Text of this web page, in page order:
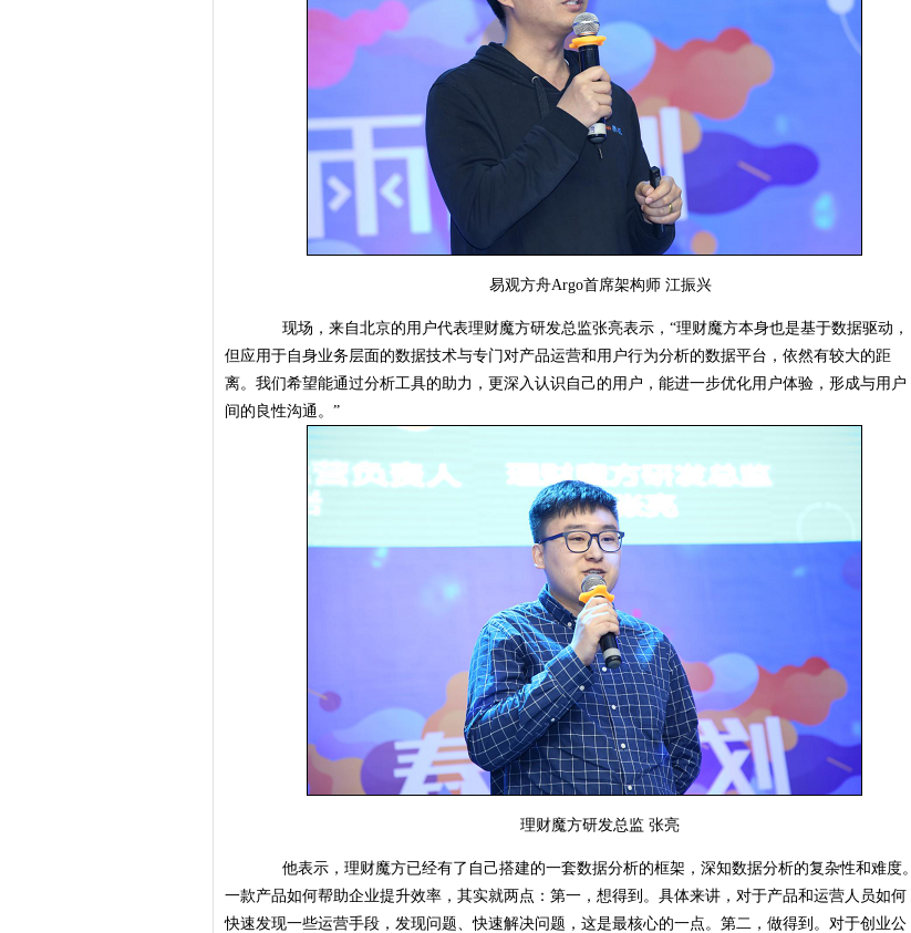
易观方舟Argo首席架构师 江振兴
现场，来自北京的用户代表理财魔方研发总监张亮表示，“理财魔方本身也是基于数据驱动，
但应用于自身业务层面的数据技术与专门对产品运营和用户行为分析的数据平台，依然有较大的距
离。我们希望能通过分析工具的助力，更深入认识自己的用户，能进一步优化用户体验，形成与用户
间的良性沟通。”
理财魔方研发总监 张亮
他表示，理财魔方已经有了自己搭建的一套数据分析的框架，深知数据分析的复杂性和难度。
一款产品如何帮助企业提升效率，其实就两点：第一，想得到。具体来讲，对于产品和运营人员如何
快速发现一些运营手段，发现问题、快速解决问题，这是最核心的一点。第二，做得到。对于创业公